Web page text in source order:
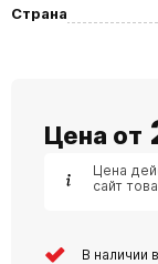
Страна
Цена от
Цена
сайт
В наличии